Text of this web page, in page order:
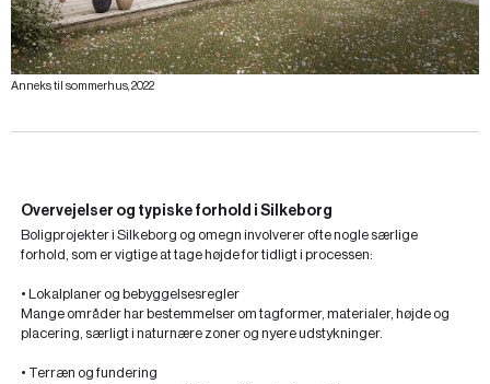
Anneks til sommerhus, 2022
Overvejelser og typiske forhold i Silkeborg
Boligprojekter i Silkeborg og omegn involverer ofte nogle særlige
forhold, som er vigtige at tage højde for tidligt i processen:
• Lokalplaner og bebyggelsesregler
Mange områder har bestemmelser om tagformer, materialer, højde og
placering, særligt i naturnære zoner og nyere udstykninger.
• Terræn og fundering